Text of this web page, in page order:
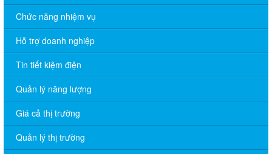
Chức năng nhiệm vụ
Hỗ trợ doanh nghiệp
Tin tiết kiệm điện
Quản lý năng lượng
Giá cả thị trường
Quản lý thị trường